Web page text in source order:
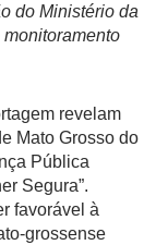
do Ministério da
revelam
Mato Grosso do
Pública
Segura”.
favorável à
grossense